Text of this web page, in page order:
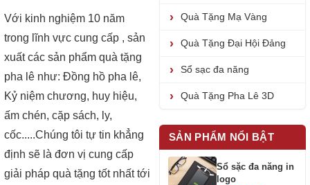
Với kinh nghiệm 10 năm
trong lĩnh vực cung cấp , sản
xuất các sản phẩm quà tặng
pha lê như: Đồng hồ pha lê,
Kỷ niệm chương, huy hiệu,
ấm chén, cặp sách, ly,
cốc.....Chúng tôi tự tin khẳng
định sẽ là đơn vị cung cấp
giải pháp quà tặng tốt nhất tới
Quà Tặng Mạ Vàng
Quà Tặng Đại Hội Đảng
Sổ sạc đa năng
Quà Tặng Pha Lê 3D
SẢN PHẨM NỔI BẬT
Sổ sặc đa năng in
logo